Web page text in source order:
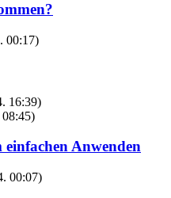
00:17)
16:39)
Anwenden
00:07)